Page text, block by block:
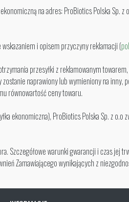
na adres: ProBiotics Polska
i opisem przyczyny reklamacji (
przesyłki z reklamowanym
naprawiony lub wymieniony na inny,
równowartość ceny towaru.
ekonomiczna), ProBiotics Polska Sp. z
warunki gwarancji i czas jej
Zamawiającego wynikających z